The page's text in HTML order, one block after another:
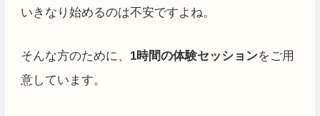
いきなり始めるのは不安ですよね。
そんな方のために、 1時間の体験セッションをご用
意しています。